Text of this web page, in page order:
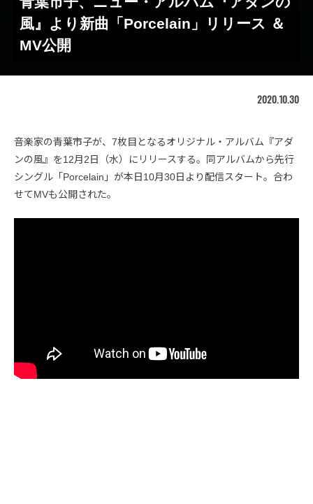
風』より新曲「Porcelain」リリース ＆
MV公開
2020.10.30
音楽家の青葉市子が、7枚目となるオリジナル・アルバム『アダ
ンの風』を12月2日（水）にリリースする。同アルバムから先行
シングル「Porcelain」が本日10月30日より配信スタート。合わ
せてMVも公開された。